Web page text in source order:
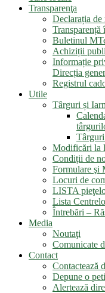
Transparenţa
Declarația de
Transparență
Buletinul
Achiziții
Informație
Direcția
Registrul
Utile
Târguri și
Modificări la
Condiții de
Formulare şi
Locuri de
LISTA
Lista
Întrebări –
Media
Noutaţi
Comunicate
Contact
Contactează
Depune o
Alertează